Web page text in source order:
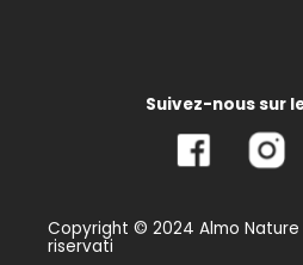
Suivez-nous sur
Copyright © 2024 Almo Nature
riservati